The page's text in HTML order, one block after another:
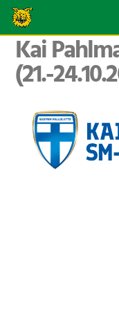
Kai
(21.-